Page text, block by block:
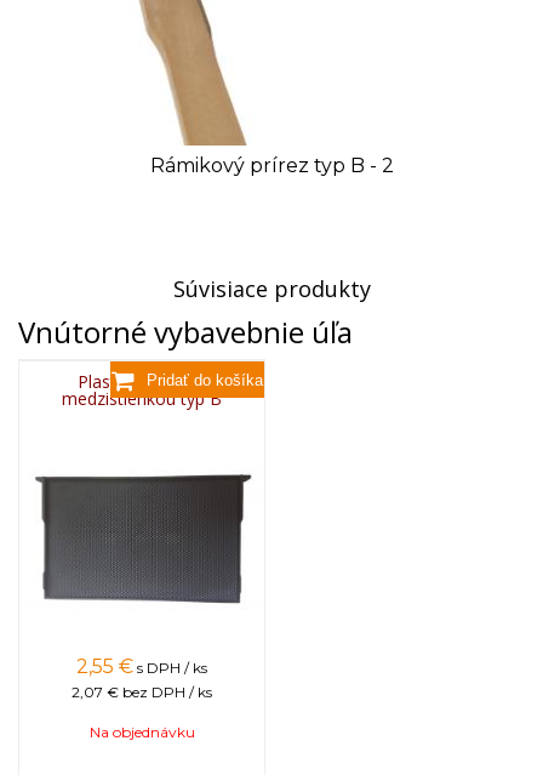
Rámikový prírez typ B - 2
Súvisiace produkty
Vnútorné vybavebnie úľa
Plastový rámik s
medzistienkou typ B
2,55 € s DPH / ks
2,07 € bez DPH / ks
Na objednávku